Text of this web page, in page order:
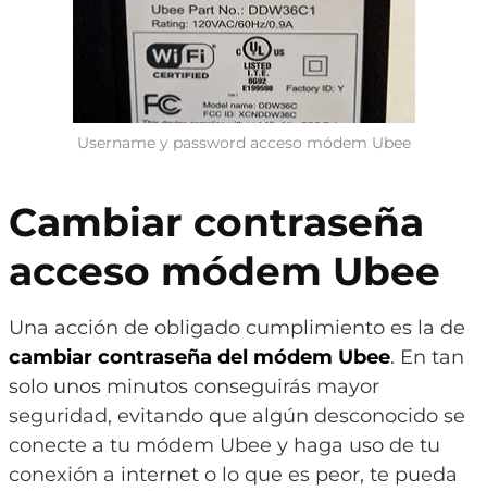
Username y password acceso módem Ubee
Cambiar contraseña
acceso módem Ubee
Una acción de obligado cumplimiento es la de
cambiar contraseña del módem Ubee. En tan
solo unos minutos conseguirás mayor
seguridad, evitando que algún desconocido se
conecte a tu módem Ubee y haga uso de tu
conexión a internet o lo que es peor, te pueda